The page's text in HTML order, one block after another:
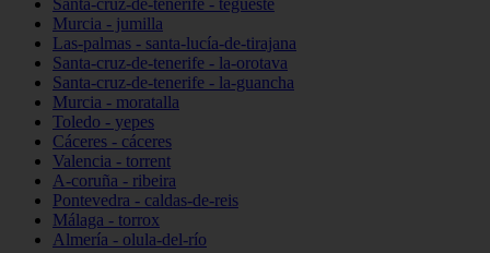
Santa-cruz-de-tenerife - tegueste
Murcia - jumilla
Las-palmas - santa-lucía-de-tirajana
Santa-cruz-de-tenerife - la-orotava
Santa-cruz-de-tenerife - la-guancha
Murcia - moratalla
Toledo - yepes
Cáceres - cáceres
Valencia - torrent
A-coruña - ribeira
Pontevedra - caldas-de-reis
Málaga - torrox
Almería - olula-del-río